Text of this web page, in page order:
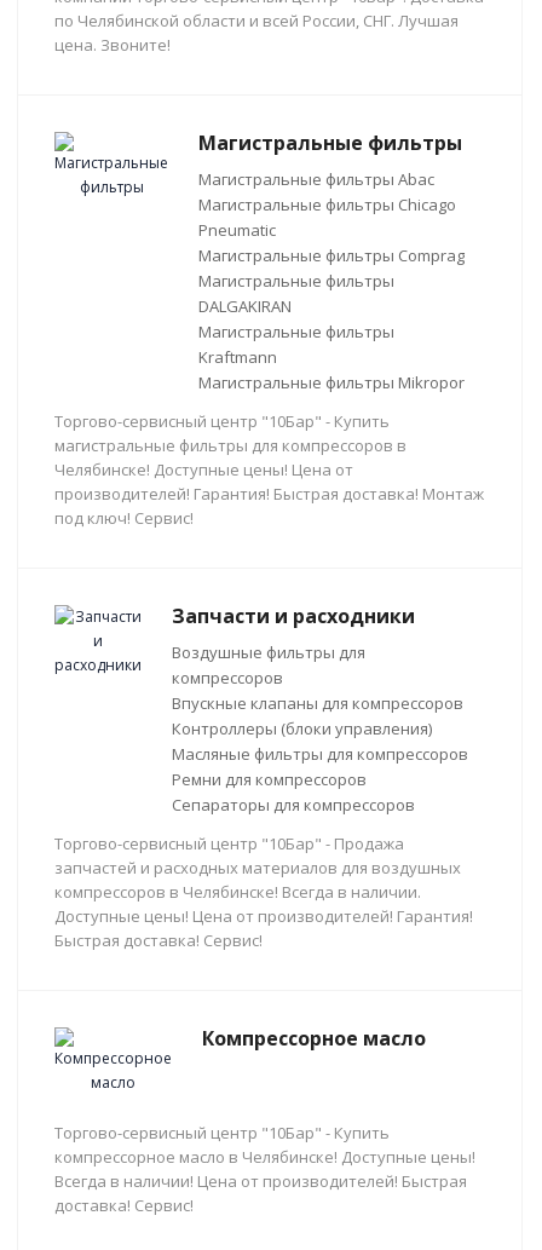
по Челябинской области и всей России, СНГ. Лучшая
цена. Звоните!
Магистральные фильтры
Магистральные фильтры Abac
Магистральные фильтры Chicago
Pneumatic
Магистральные фильтры Comprag
Магистральные фильтры
DALGAKIRAN
Магистральные фильтры
Kraftmann
Магистральные фильтры Mikropor
Торгово-сервисный центр "10Бар" - Купить
магистральные фильтры для компрессоров в
Челябинске! Доступные цены! Цена от
производителей! Гарантия! Быстрая доставка! Монтаж
под ключ! Сервис!
Запчасти и расходники
Воздушные фильтры для
компрессоров
Впускные клапаны для компрессоров
Контроллеры (блоки управления)
Масляные фильтры для компрессоров
Ремни для компрессоров
Сепараторы для компрессоров
Торгово-сервисный центр "10Бар" - Продажа
запчастей и расходных материалов для воздушных
компрессоров в Челябинске! Всегда в наличии.
Доступные цены! Цена от производителей! Гарантия!
Быстрая доставка! Сервис!
Компрессорное масло
Торгово-сервисный центр "10Бар" - Купить
компрессорное масло в Челябинске! Доступные цены!
Всегда в наличии! Цена от производителей! Быстрая
доставка! Сервис!